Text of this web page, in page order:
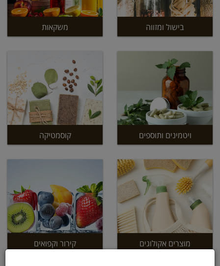
בישול ומזווה משקאות
ויטמינים ותוספים קוסמטיקה
מוצרים אקולוגים קירור וקפואים